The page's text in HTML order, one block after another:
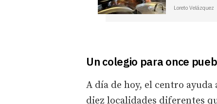
Loreto Velázquez
Un colegio para once
A día de hoy, el centro
diez localidades diferentes